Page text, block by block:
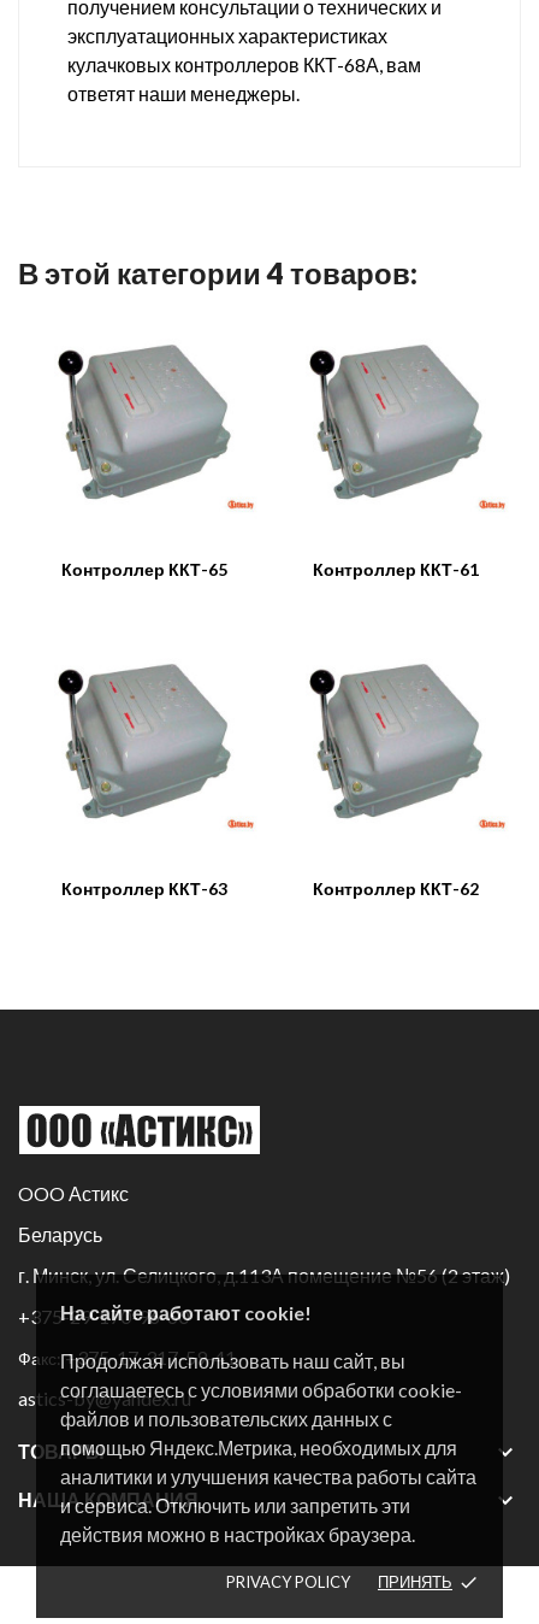
На сайте работают cookie!
Продолжая использовать наш сайт, вы
соглашаетесь с условиями обработки cookie-
файлов и пользовательских данных с
помощью Яндекс.Метрика, необходимых для
аналитики и улучшения качества работы сайта
и сервиса. Отключить или запретить эти
действия можно в настройках браузера.
PRIVACY POLICY ПРИНЯТЬ done
получением консультации о технических и
эксплуатационных характеристиках
кулачковых контроллеров ККТ-68А, вам
ответят наши менеджеры.
В этой категории 4 товаров:
Контроллер ККТ-65 Контроллер ККТ-61
Контроллер ККТ-63 Контроллер ККТ-62
OOO Астикс
Беларусь
г. Минск, ул. Селицкого, д.113А помещение №56 (2 этаж)
+375-29-170-96-60
Факс:+375-17-317-59-41
astics-by@yandex.ru
ТОВАРЫ 
НАША КОМПАНИЯ 